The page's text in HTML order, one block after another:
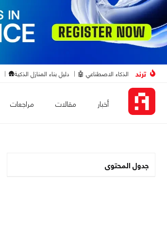
ترند الذكاء الاصطناعي 🤖 دليل بناء المنازل الذكية🛖
أخبار مقالات مراجعات
جدول المحتوى